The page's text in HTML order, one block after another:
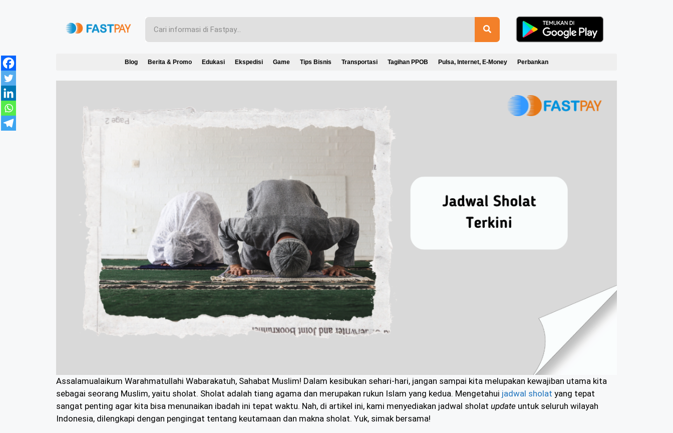
Blog Berita & Promo Edukasi Ekspedisi Game Tips Bisnis Transportasi Tagihan PPOB Pulsa, Internet, E-Money Perbankan
Assalamualaikum Warahmatullahi Wabarakatuh, Sahabat Muslim! Dalam kesibukan sehari-hari, jangan sampai kita melupakan kewajiban utama kita
sebagai seorang Muslim, yaitu sholat. Sholat adalah tiang agama dan merupakan rukun Islam yang kedua. Mengetahui jadwal sholat yang tepat
sangat penting agar kita bisa menunaikan ibadah ini tepat waktu. Nah, di artikel ini, kami menyediakan jadwal sholat update untuk seluruh wilayah
Indonesia, dilengkapi dengan pengingat tentang keutamaan dan makna sholat. Yuk, simak bersama!